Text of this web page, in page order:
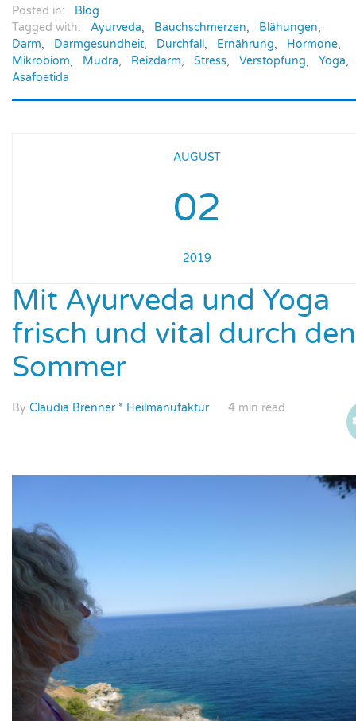
Posted in:
Blog
Tagged with:
Ayurveda, Bauchschmerzen, Blähungen,
Darm, Darmgesundheit, Durchfall, Ernährung, Hormone,
Mikrobiom, Mudra, Reizdarm, Stress, Verstopfung, Yoga,
Asafoetida
AUGUST
02
2019
Mit Ayurveda und Yoga
frisch und vital durch den
Sommer
By Claudia Brenner * Heilmanufaktur 4 min read